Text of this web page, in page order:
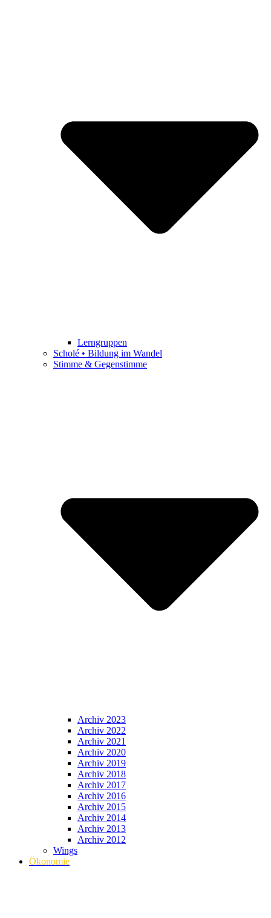
Lerngruppen
Scholé • Bildung im Wandel
Stimme & Gegenstimme
Archiv 2023
Archiv 2022
Archiv 2021
Archiv 2020
Archiv 2019
Archiv 2018
Archiv 2017
Archiv 2016
Archiv 2015
Archiv 2014
Archiv 2013
Archiv 2012
Wings
Ökonomie